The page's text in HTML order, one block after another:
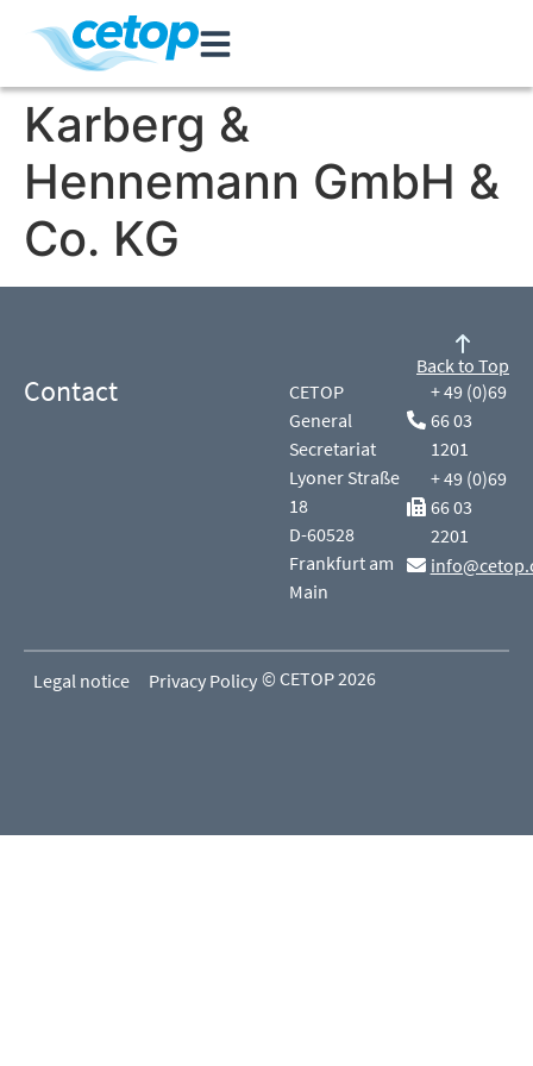
Karberg &
Hennemann GmbH &
Co. KG
Contact
CETOP
General
Secretariat
Lyoner Straße
18
D-60528
Frankfurt am
Main
+ 49 (0)69
66 03
1201
+ 49 (0)69
66 03
2201
Back to Top
Legal notice Privacy Policy © CETOP 2026